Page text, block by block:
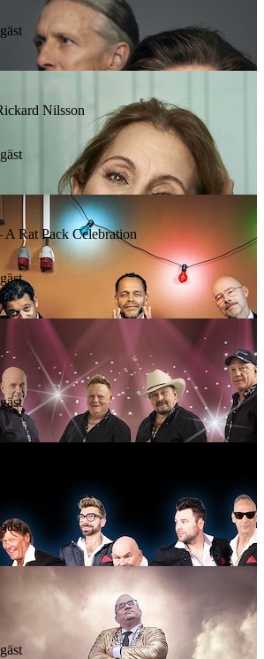
Nilsson
Rat Pack Celebration
gäst